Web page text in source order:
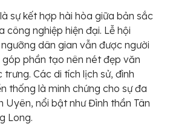
sự kết hợp hài hòa giữa bản sắc
công nghiệp hiện đại. Lễ hội
dân gian vẫn được người
phần tạo nên nét đẹp văn
Các di tích lịch sử, đình
thống là minh chứng cho sự đa
Uyên, nổi bật như Đình thần Tân
Long.